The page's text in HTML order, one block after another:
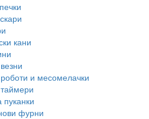
кани
и месомелачки
фурни